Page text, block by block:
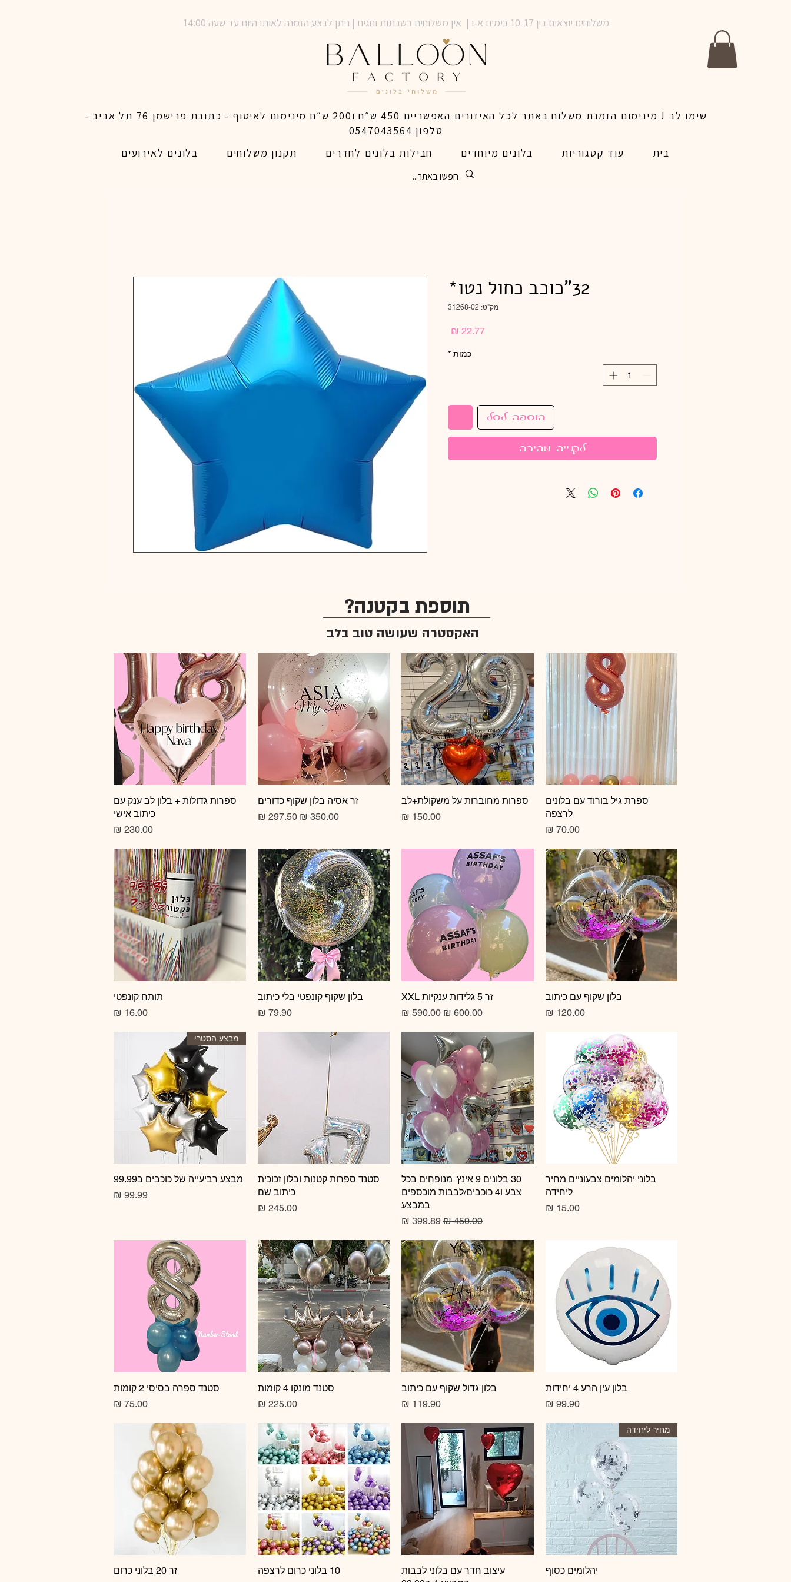
משלוחים יוצאים בין 10-17 בימים א-ו | אין משלוחים בשבתות וחגים | ניתן לבצע הזמנה לאותו היום עד שעה 14:00
שימו לב ! מינימום הזמנת משלוח באתר לכל האיזורים האפשריים 450 ש״ח ו200 ש״ח מינימום לאיסוף - כתובת פרישמן 76 תל אביב -
טלפון 0547043564
בית
עוד קטגוריות בלונים מיוחדים חבילות בלונים לחדרים תקנון משלוחים בלונים לאירועים
32"כוכב כחול נטו*
מק"ט: 31268-02
כמות *
הוספה לסל
לקנייה מהירה
תוספת בקטנה?
האקסטרה שעושה טוב בלב
תצוגה מהירה
ספרת גיל בורוד עם בלונים
לרצפה
מחיר‏70.00 ‏₪
תצוגה מהירה
ספרות מחוברות על משקולת+לב
מחיר
תצוגה מהירה
זר אסיה בלון שקוף כדורים
מחיר רגיל‏350.00 ‏₪ מחיר מבצע‏297.50 ‏₪
תצוגה מהירה
ספרות גדולות + בלון לב ענק עם
כיתוב אישי
מחיר
תצוגה מהירה
בלון שקוף עם כיתוב
מחיר‏120.00 ‏₪
תצוגה מהירה
זר 5 גלידות ענקיות XXL
מחיר רגיל מחיר מבצע
תצוגה מהירה
בלון שקוף קונפטי בלי כיתוב
מחיר‏79.90 ‏₪
תצוגה מהירהתותח קונפטי
מחיר
תצוגה מהירה
בלוני יהלומים צבעוניים מחיר
ליחידה
מחיר‏15.00 ‏₪
תצוגה מהירה
30 בלונים 9 אינץ' מנופחים בכל
צבע ו4 כוכבים/לבבות מוכספים
במבצע
מחיר רגיל מחיר מבצע
תצוגה מהירה
סטנד ספרות קטנות ובלון זכוכית
כיתוב שם
מחיר‏245.00 ‏₪
תצוגה מהירה
מבצע הסטרי
מבצע רביעייה של כוכבים ב99.99
מחיר
תצוגה מהירה
בלון עין הרע 4 יחידות
מחיר‏99.90 ‏₪
תצוגה מהירה
בלון גדול שקוף עם כיתוב
מחיר
תצוגה מהירה
סטנד מונקו 4 קומות
מחיר‏225.00 ‏₪
תצוגה מהירה
סטנד ספרה בסיסי 2 קומות
מחיר
תצוגה מהירה
מחיר ליחידה
יהלומים כסוף
תצוגה מהירה
עיצוב חדר עם בלוני לבבות
תצוגה מהירה
10 בלוני כרום לרצפה
תצוגה מהירה
זר 20 בלוני כרום